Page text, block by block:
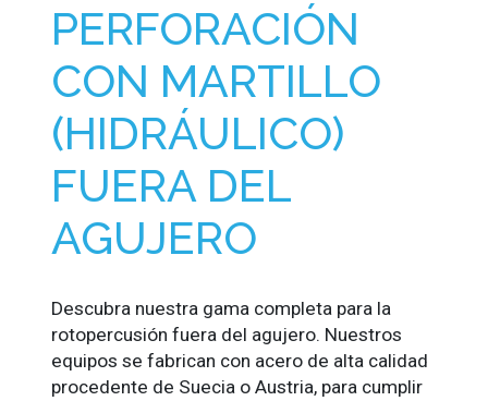
PERFORACIÓN
CON MARTILLO
(HIDRÁULICO)
FUERA DEL
AGUJERO
Descubra nuestra gama completa para la
rotopercusión fuera del agujero. Nuestros
equipos se fabrican con acero de alta calidad
procedente de Suecia o Austria, para cumplir